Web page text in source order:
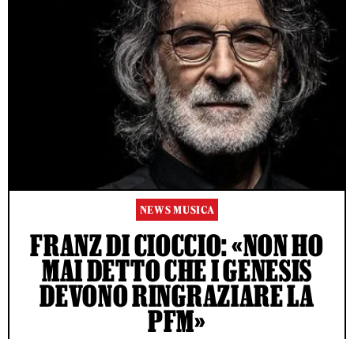
NEWS MUSICA
FRANZ DI CIOCCIO: «NON HO
MAI DETTO CHE I GENESIS
DEVONO RINGRAZIARE LA
PFM»